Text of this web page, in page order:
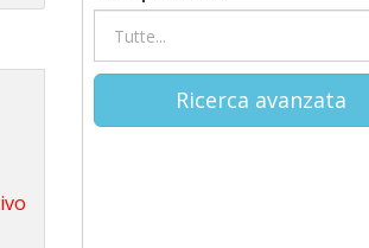
Ricerca avanzata